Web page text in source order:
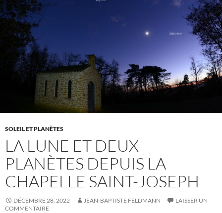
SOLEIL ET PLANÈTES
LA LUNE ET DEUX
PLANÈTES DEPUIS LA
CHAPELLE SAINT-JOSEPH
DÉCEMBRE 28, 2022 JEAN-BAPTISTE FELDMANN
LAISSER UN
COMMENTAIRE